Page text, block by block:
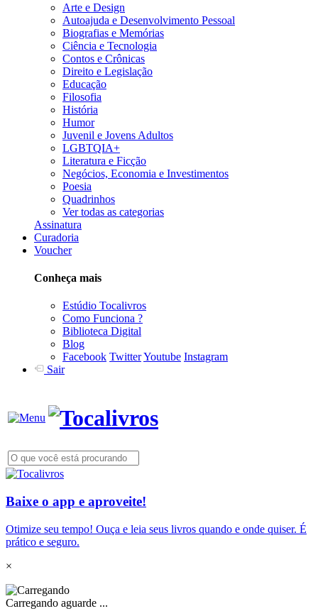
Arte e Design
Autoajuda e Desenvolvimento Pessoal
Biografias e Memórias
Ciência e Tecnologia
Contos e Crônicas
Direito e Legislação
Educação
Filosofia
História
Humor
Juvenil e Jovens Adultos
LGBTQIA+
Literatura e Ficção
Negócios, Economia e Investimentos
Poesia
Quadrinhos
Ver todas as categorias
Assinatura
Curadoria
Voucher
Conheça mais
Estúdio Tocalivros
Como Funciona ?
Biblioteca Digital
Blog
Facebook TwitterYoutube Instagram
Sair
Baixe o app e aproveite!
Otimize seu tempo! Ouça e leia seus livros quando e onde quiser. É
prático e seguro.
×
Carregando aguarde ...